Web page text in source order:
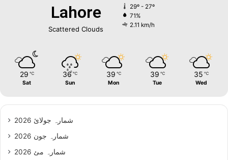
Lahore
Scattered Clouds
29º - 27º
71%
2.11 km/h
29 ℃
Sat
36 ℃
Sun
39 ℃
Mon
39 ℃
Tue
35 ℃
Wed
شمارہ جولائ 2026
شمارہ جون 2026
شمارہ مئ 2026